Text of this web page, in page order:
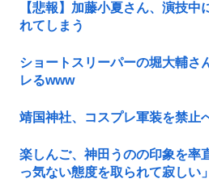
【悲報】加藤小夏さん、演技
れてしまう
ショートスリーパーの堀大輔さ
レるwww
靖国神社、コスプレ軍装を禁止
楽しんご、神田うのの印象を率
っ気ない態度を取られて寂しい」